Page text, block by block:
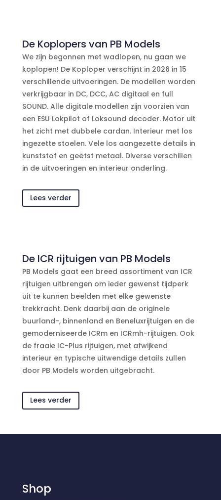
De Koplopers van PB Models
We zijn begonnen met wadlopen, nu gaan we
koplopen! De Koploper verschijnt in 2026 in 15
verschillende uitvoeringen. De modellen worden
verkrijgbaar in DC, DCC, AC digitaal en full
SOUND. Alle digitale modellen zijn voorzien van
een ESU Lokpilot of Loksound decoder. Motor uit
het zicht met dubbele cardan. Interieur met los
ingezette stoelen. Vele los aangezette details in
kunststof en geëtst metaal. Diverse verschillen
in de uitvoeringen en interieur onderling.
Lees verder
De ICR rijtuigen van PB Models
PB Models gaat een breed assortiment van ICR
rijtuigen uitbrengen om ieder gewenst tijdperk
uit te kunnen beelden met elke gewenste
trekkracht. Denk daarbij aan de originele
buurland-, binnenland en Beneluxrijtuigen en de
gemoderniseerde ICRm en ICRmh-rijtuigen. Ook
de fraaie IC-Plus rijtuigen, met afwijkend
interieur en typische uitwendige details zullen
door PB Models worden uitgebracht.
Lees verder
Shop